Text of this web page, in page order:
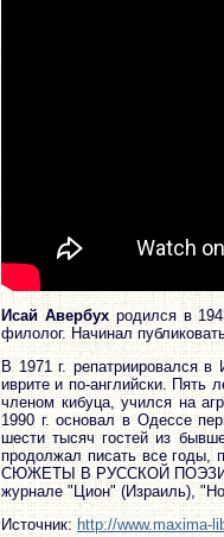
Исай Авербухродился в
филолог. Начинал
В 1971 г. репатриировался в
иврите и по-английски. Пять
членом кибуца, учился на
1990 г. основал в Одессе
шести тысяч гостей из
продолжал писать все годы,
СЮЖЕТЫ В РУССКОЙ ПОЭЗИИ"
журнале "Цион" (Израиль),
Источник:http://www.maxima-